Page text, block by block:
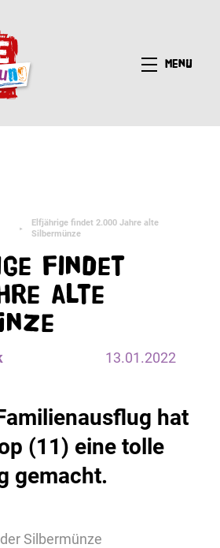
Menü
►
Elfjährige findet 2.000 Jahre alte
Silbermünze
findet
alte
13.01.2022
hat
(11) eine tolle
gemacht.
Silbermünze